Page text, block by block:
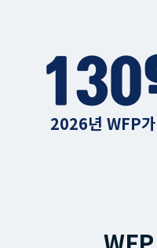
130
2026년 WFP